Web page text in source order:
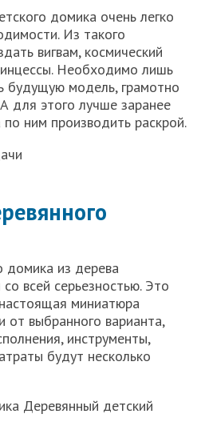
домика очень легко
Из такого
вигвам, космический
Необходимо лишь
будущую модель, грамотно
для этого лучше заранее
ним производить раскрой.
домика из дерева
всей серьезностью. Это
миниатюра
от выбранного варианта,
инструменты,
будут несколько
Деревянный детский